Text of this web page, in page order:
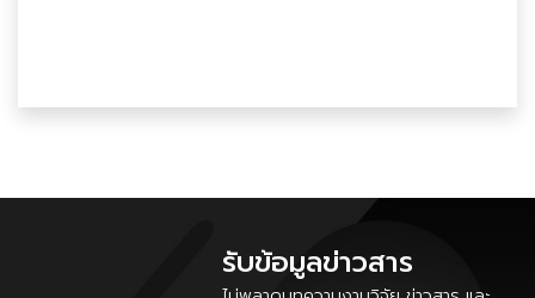
รับข้อมูลข่าวสาร